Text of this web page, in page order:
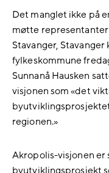
Det manglet ikke på
møtte representanter
Stavanger, Stavanger
fylkeskommune
Sunnanå Hausken
visjonen som «det
regionen.»
Akropolis-visjonen er